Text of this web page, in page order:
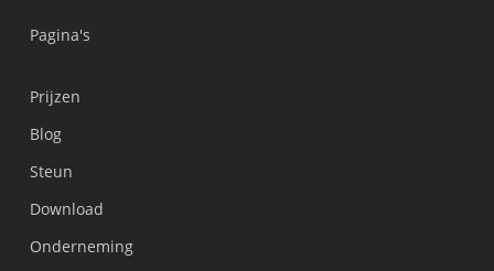
Pagina's
Prijzen
Blog
Steun
Download
Onderneming